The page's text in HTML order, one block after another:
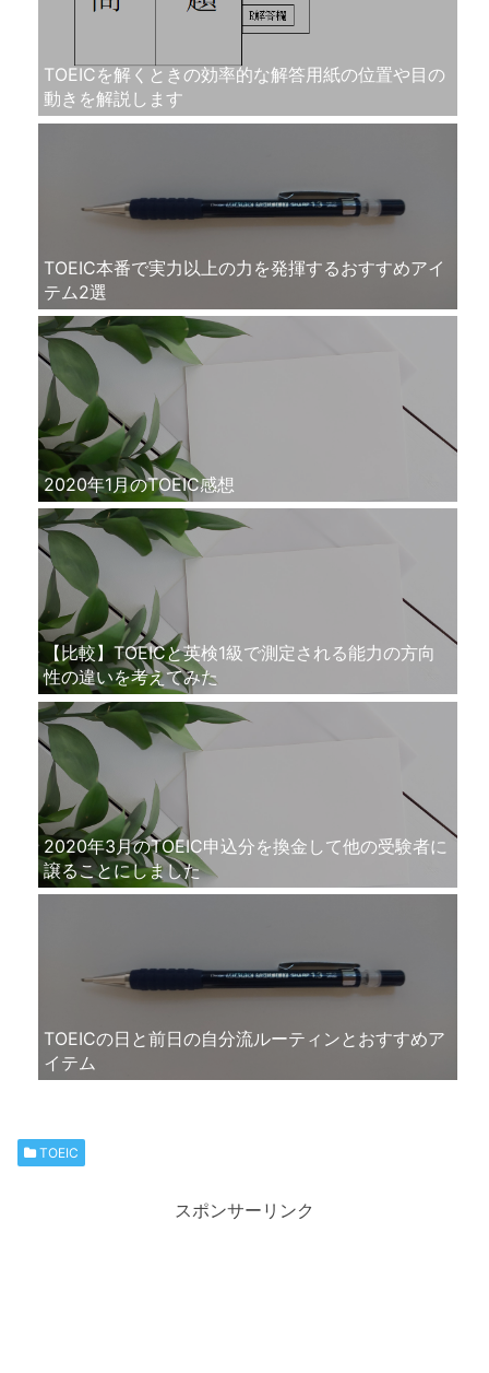
TOEICを解くときの効率的な解答用紙の位置や目の
動きを解説します
TOEIC本番で実力以上の力を発揮するおすすめアイ
テム2選
2020年1月のTOEIC感想
【比較】TOEICと英検1級で測定される能力の方向
性の違いを考えてみた
2020年3月のTOEIC申込分を換金して他の受験者に
譲ることにしました
TOEICの日と前日の自分流ルーティンとおすすめア
イテム
TOEIC
スポンサーリンク